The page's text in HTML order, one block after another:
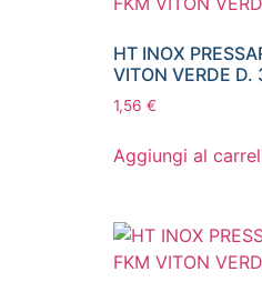
HT INOX
VITON VERDE D.
1,56 €
Aggiungi al